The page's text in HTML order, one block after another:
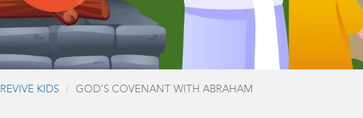
REVIVE KIDS GOD’S COVENANT WITH ABRAHAM